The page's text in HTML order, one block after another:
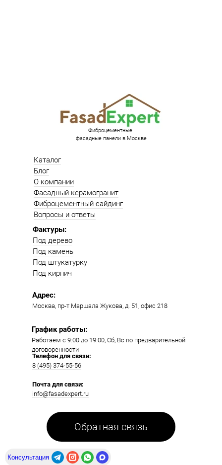
Консультация
Фактуры:
Под дерево
Под камень
Под штукатурку
Под кирпич
Работаем с 9:00 до 19:00​, Сб, Вс по предварительной
договоренности
Москва, пр-т Маршала Жукова, д. 51, офис 218​​
Каталог
Блог
О компании
Фасадный керамогранит
Фиброцементный сайдинг
Вопросы и ответы
Адрес:
График работы:
Телефон для связи:
8 (495) 374-55-56​
Почта для связи:
info@fasadexpert.ru
Обратная связь
Фиброцементные
фасадные панели в Москве